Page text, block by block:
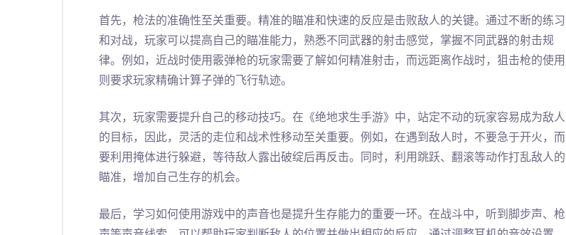
首先，枪法的准确性至关重要。精准的瞄准和快速的反应是击败敌人的关键。通过不断的练习
和对战，玩家可以提高自己的瞄准能力，熟悉不同武器的射击感觉，掌握不同武器的射击规
律。例如，近战时使用霰弹枪的玩家需要了解如何精准射击，而远距离作战时，狙击枪的使用
则要求玩家精确计算子弹的飞行轨迹。
其次，玩家需要提升自己的移动技巧。在《绝地求生手游》中，站定不动的玩家容易成为敌人
的目标，因此，灵活的走位和战术性移动至关重要。例如，在遇到敌人时，不要急于开火，而
要利用掩体进行躲避，等待敌人露出破绽后再反击。同时，利用跳跃、翻滚等动作打乱敌人的
瞄准，增加自己生存的机会。
最后，学习如何使用游戏中的声音也是提升生存能力的重要一环。在战斗中，听到脚步声、枪